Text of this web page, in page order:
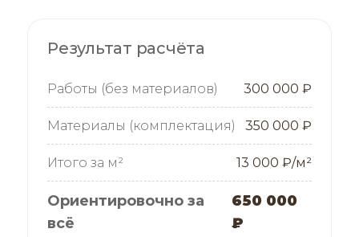
Результат расчёта
Работы (без материалов) 300 000 ₽
Материалы (комплектация) 350 000 ₽
Итого за м² 13 000 ₽/м²
Ориентировочно за
всё
650 000
₽